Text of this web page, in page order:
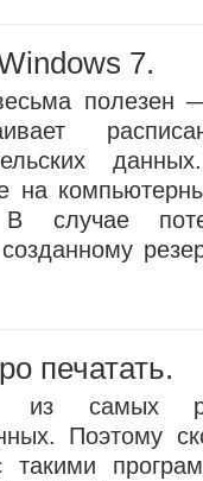
7.
на
В случае
печатать.
самых
Поэтому